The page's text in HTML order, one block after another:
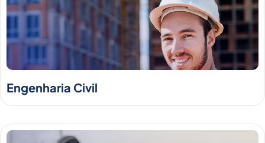
Engenharia Civil